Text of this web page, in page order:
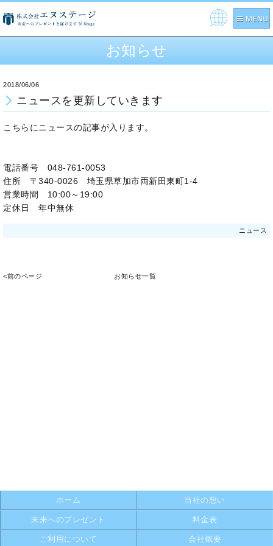
お知らせ
2018/06/06
ニュースを更新していきます
こちらにニュースの記事が入ります。
電話番号 048-761-0053
住所 〒340-0026 埼玉県草加市両新田東町1-4
営業時間 10:00～19:00
定休日 年中無休
ニュース
<前のページ お知らせ一覧
ホーム 当社の想い
未来へのプレゼント 料金表
ご利用について 会社概要